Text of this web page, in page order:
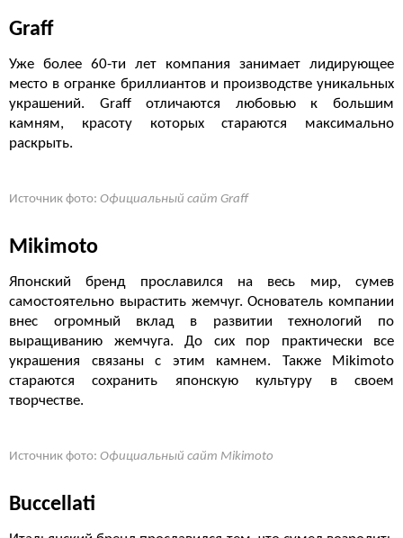
Graff
Уже более 60-ти лет компания занимает лидирующее
место в огранке бриллиантов и производстве уникальных
украшений. Graff отличаются любовью к большим
камням, красоту которых стараются максимально
раскрыть.
Источник фото: Официальный сайт Graff
Mikimoto
Японский бренд прославился на весь мир, сумев
самостоятельно вырастить жемчуг. Основатель компании
внес огромный вклад в развитии технологий по
выращиванию жемчуга. До сих пор практически все
украшения связаны с этим камнем. Также Mikimoto
стараются сохранить японскую культуру в своем
творчестве.
Источник фото: Официальный сайт Mikimoto
Buccellati